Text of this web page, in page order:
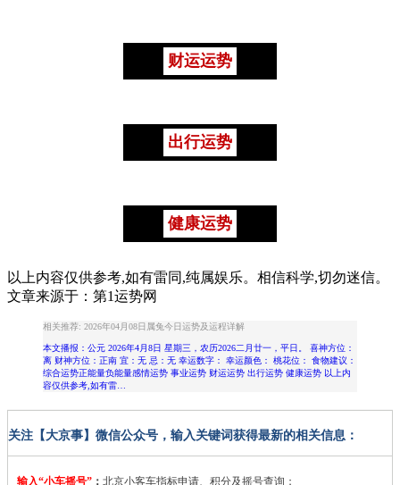
财运运势
出行运势
健康运势
以上内容仅供参考,如有雷同,纯属娱乐。相信科学,切勿迷信。
文章来源于：第1运势网
相关推荐: 2026年04月08日属兔今日运势及运程详解
本文播报：公元 2026年4月8日 星期三，农历2026二月廿一，平日。 喜神方位：
离 财神方位：正南 宜：无 忌：无 幸运数字： 幸运颜色： 桃花位： 食物建议：
综合运势正能量负能量感情运势 事业运势 财运运势 出行运势 健康运势 以上内
容仅供参考,如有雷…
关注【大京事】微信公众号，输入关键词获得最新的相关信息：
输入“小车摇号” ： 北京小客车指标申请、积分及摇号查询；